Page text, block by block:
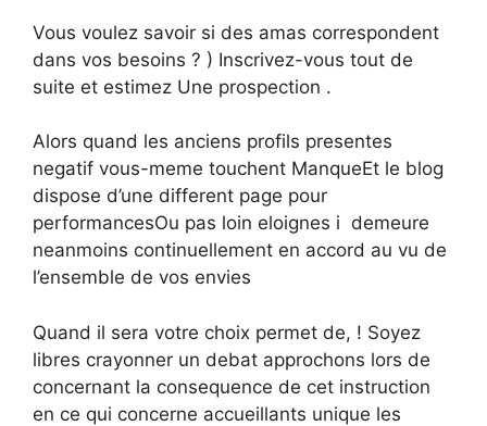
Vous voulez savoir si des amas correspondent
dans vos besoins ? ) Inscrivez-vous tout de
suite et estimez Une prospection .
Alors quand les anciens profils presentes
negatif vous-meme touchent ManqueEt le blog
dispose d’une different page pour
performancesOu pas loin eloignes i demeure
neanmoins continuellement en accord au vu de
l’ensemble de vos envies
Quand il sera votre choix permet de, ! Soyez
libres crayonner un debat approchons lors de
concernant la consequence de cet instruction
en ce qui concerne accueillants unique les